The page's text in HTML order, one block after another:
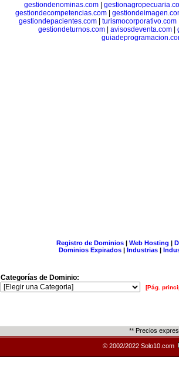
gestiondenominas.com|
gestiondecompetencias.com|
gestiondepacientes.com| turismocorporativo.com
gestiondeturnos.com| avisosdeventa.com|
Registro de Dominios| Web Hosting |
Dominios Expirados | Industrias |
Categorías de Dominio:
[Pág.
** Precios
© 2002/2022 Solo10.com